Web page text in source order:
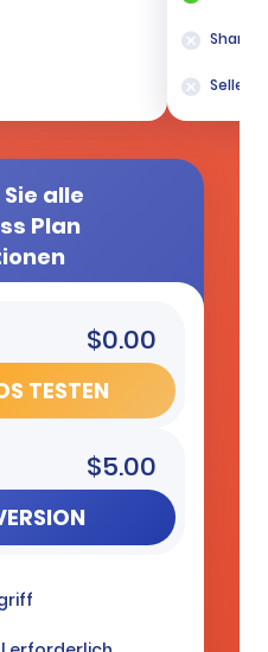
Share
alle
Plan
$0.00
TESTEN
$5.00